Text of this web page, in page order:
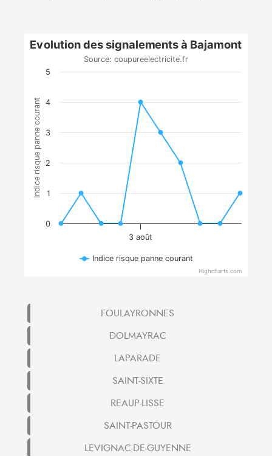
Indice risque panne courant
Evolution des signalements à Bajamont
Source: coupureelectricite.fr
3 août
0
1
2
3
4
5
Indice risque panne courant
Highcharts.com
FOULAYRONNES
DOLMAYRAC
LAPARADE
SAINT-SIXTE
REAUP-LISSE
SAINT-PASTOUR
LEVIGNAC-DE-GUYENNE